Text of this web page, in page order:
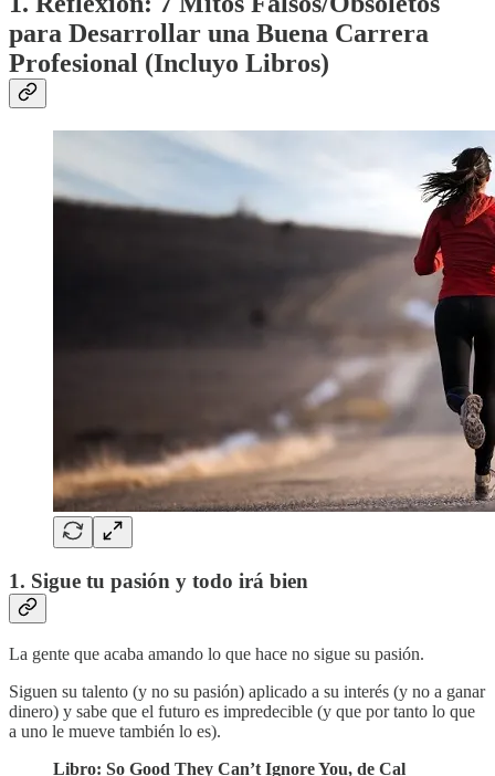
para Desarrollar una Buena Carrera
Profesional (Incluyo Libros)
1. Sigue tu pasión y todo irá bien
La gente que acaba amando lo que hace no sigue su pasión.
Siguen su talento (y no su pasión) aplicado a su interés (y no a ganar
dinero) y sabe que el futuro es impredecible (y que por tanto lo que
a uno le mueve también lo es).
Libro: So Good They Can’t Ignore You, de Cal